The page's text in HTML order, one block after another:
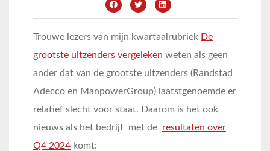
Trouwe lezers van mijn kwartaalrubriek De
grootste uitzenders vergeleken weten als geen
ander dat van de grootste uitzenders (Randstad
Adecco en ManpowerGroup) laatstgenoemde er
relatief slecht voor staat. Daarom is het ook
nieuws als het bedrijf met de resultaten over
Q4 2024 komt: